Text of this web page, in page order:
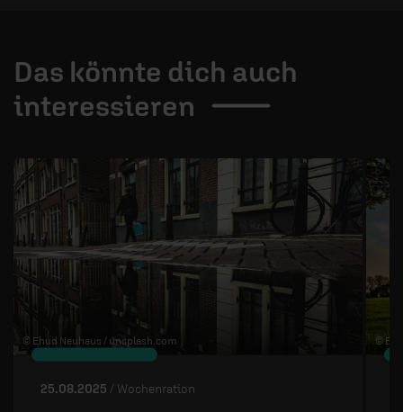
Das könnte dich auch
interessieren
© Ehud Neuhaus / unsplash.com
25.08.2025 / Wochenration
©